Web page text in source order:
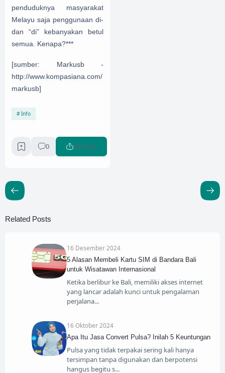
penduduknya masyarakat
Melayu saja penggunaan di-
dan “di” kebanyakan betul
semua. Kenapa?***
[sumber: Markusb -
http://www.kompasiana.com/
markusb]
Info
0 Berbagi
Related Posts
16 Desember 2024
5 Alasan Membeli Kartu SIM di Bandara Bali
untuk Wisatawan Internasional
Ketika berlibur ke Bali, memiliki akses internet
yang lancar adalah kunci untuk pengalaman
perjalana
16 Oktober 2024
Apa Itu Jasa Convert Pulsa? Inilah 5 Keuntungan
Pulsa yang tidak terpakai sering kali hanya
tersimpan tanpa digunakan dan berpotensi
hangus begitu s